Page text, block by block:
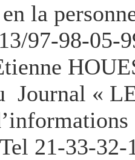
la
97-98-05-
Journal «
21-33-